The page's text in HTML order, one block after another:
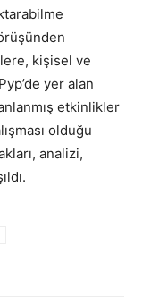
kişisel ve
yer alan
etkinlikler
olduğu
analizi,